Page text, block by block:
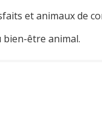
et animaux de
bien-être animal.
avec {1} étoiles,